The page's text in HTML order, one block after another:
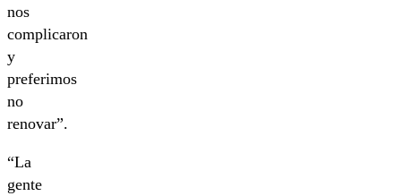
nos
complicaron
y
preferimos
no
renovar”.
“La
gente